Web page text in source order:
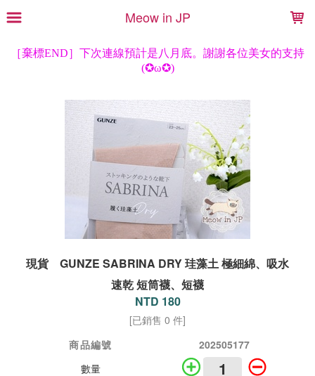
Meow in JP
現貨 GUNZE SABRINA DRY 珪藻土 極細綿、吸水
速乾 短筒襪、短襪
NTD 180
[已銷售 0 件]
商品編號
202505177
數量